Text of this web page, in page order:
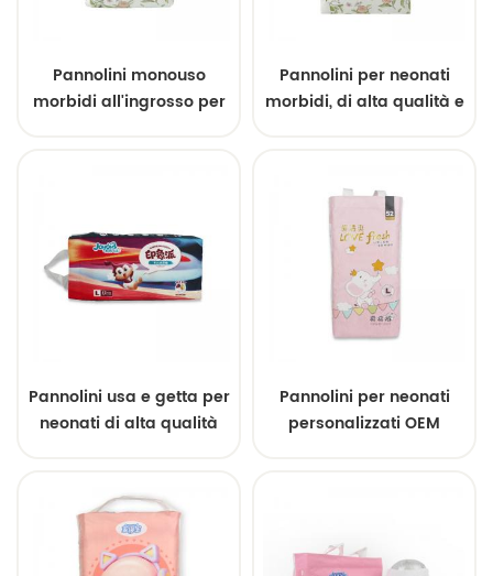
Pannolini monouso
morbidi all'ingrosso per
Pannolini per neonati
morbidi, di alta qualità e
Pannolini usa e getta per
neonati di alta qualità
Pannolini per neonati
personalizzati OEM